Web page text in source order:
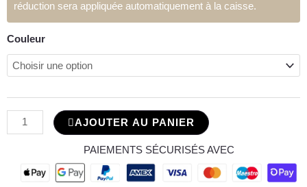
réduction sera appliquée automatiquement à la caisse.
Couleur
Icon
AJOUTER AU PANIER
PAIEMENTS SÉCURISÉS AVEC